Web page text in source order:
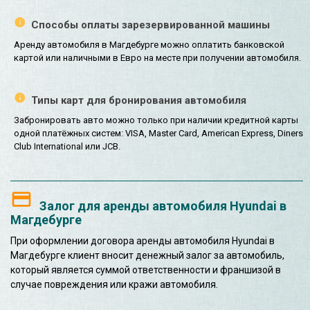
Способы оплаты зарезервированной машины
Аренду автомобиля в Магдебурге можно оплатить банковской
картой или наличными в Евро на месте при получении автомобиля.
Типы карт для бронирования автомобиля
Забронировать авто можно только при наличии кредитной карты
одной платёжных систем: VISA, Master Card, American Express, Diners
Club International или JCB.
Залог для аренды автомобиля Hyundai в
Магдебурге
При оформлении договора аренды автомобиля Hyundai в
Магдебурге клиент вносит денежный залог за автомобиль,
который является суммой ответственности и франшизой в
случае повреждения или кражи автомобиля.